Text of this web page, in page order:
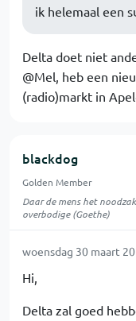
ik helemaal een
Delta doet niet
@Mel, heb een
(radio)markt in
blackdog
Golden Member
Daar de mens het
overbodige (Goethe)
woensdag 30 maart
Hi,
Delta zal goed